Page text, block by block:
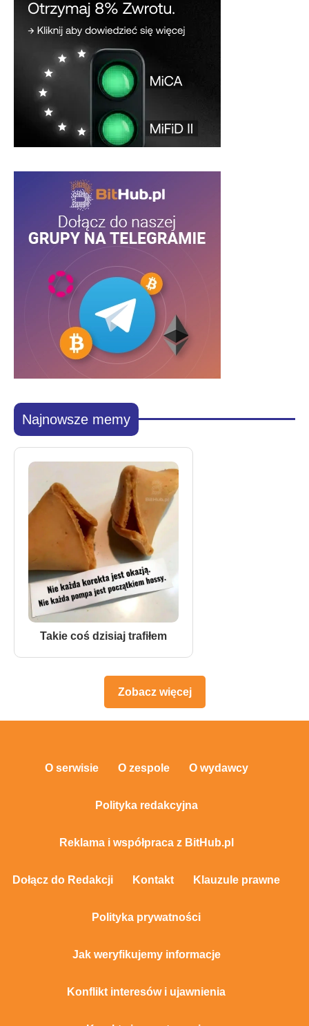
Najnowsze memy
Takie coś dzisiaj trafiłem
Zobacz więcej
O serwisie O zespole O wydawcy
Polityka redakcyjna
Reklama i współpraca z BitHub.pl
Dołącz do Redakcji Kontakt Klauzule prawne
Polityka prywatności
Jak weryfikujemy informacje
Konflikt interesów i ujawnienia